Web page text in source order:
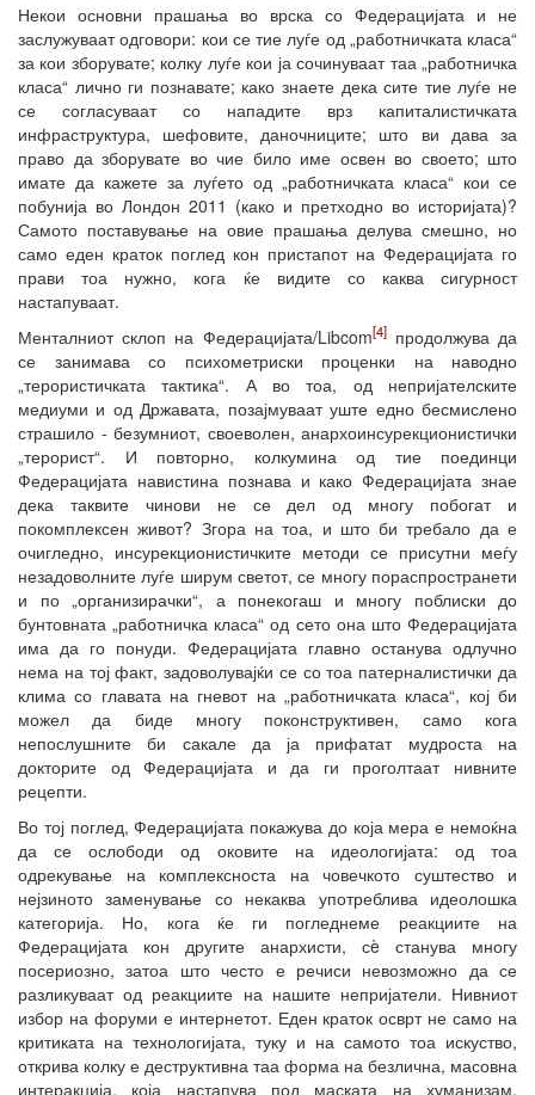
Некои основни прашања во врска со Федерацијата и не
заслужуваат одговори: кои се тие луѓе од „работничката класа“
за кои зборувате; колку луѓе кои ја сочинуваат таа „работничка
класа“ лично ги познавате; како знаете дека сите тие луѓе не
се согласуваат со нападите врз капиталистичката
инфраструктура, шефовите, даночниците; што ви дава за
право да зборувате во чие било име освен во своето; што
имате да кажете за луѓето од „работничката класа“ кои се
побунија во Лондон 2011 (како и претходно во историјата)?
Самото поставување на овие прашања делува смешно, но
само еден краток поглед кон пристапот на Федерацијата го
прави тоа нужно, кога ќе видите со каква сигурност
настапуваат.
Менталниот склоп на Федерацијата/Libcom[4]продолжува да
се занимава со психометриски проценки на наводно
„терористичката тактика“. А во тоа, од непријателските
медиуми и од Државата, позајмуваат уште едно бесмислено
страшило - безумниот, своеволен, анархоинсурекционистички
„терорист“. И повторно, колкумина од тие поединци
Федерацијата навистина познава и како Федерацијата знае
дека таквите чинови не се дел од многу побогат и
покомплексен живот? Згора на тоа, и што би требало да е
очигледно, инсурекционистичките методи се присутни меѓу
незадоволните луѓе ширум светот, се многу пораспространети
и по „организирачки“, а понекогаш и многу поблиски до
бунтовната „работничка класа“ од сето она што Федерацијата
има да го понуди. Федерацијата главно останува одлучно
нема на тој факт, задоволувајќи се со тоа патерналистички да
клима со главата на гневот на „работничката класа“, кој би
можел да биде многу поконструктивен, само кога
непослушните би сакале да ја прифатат мудроста на
докторите од Федерацијата и да ги проголтаат нивните
рецепти.
Во тој поглед, Федерацијата покажува до која мера е немоќна
да се ослободи од оковите на идеологијата: од тоа
одрекување на комплексноста на човечкото суштество и
нејзиното заменување со некаква употреблива идеолошка
категорија. Но, кога ќе ги погледнеме реакциите на
Федерацијата кон другите анархисти, сè станува многу
посериозно, затоа што често е речиси невозможно да се
разликуваат од реакциите на нашите непријатели. Нивниот
избор на форуми е интернетот. Еден краток осврт не само на
критиката на технологијата, туку и на самото тоа искуство,
открива колку е деструктивна таа форма на безлична, масовна
интеракција, која настапува под маската на хуманизам.